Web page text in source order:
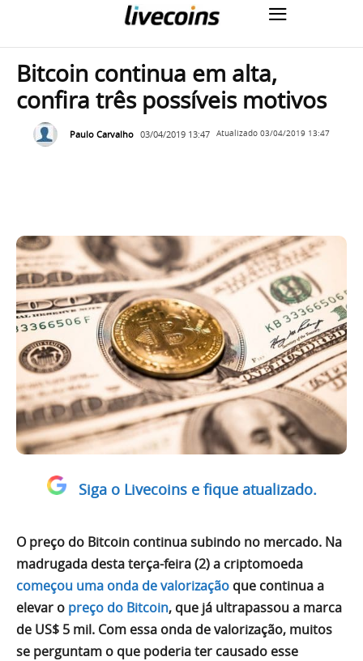
Bitcoin continua em alta,
confira três possíveis motivos
Paulo Carvalho 03/04/2019 13:47 Atualizado 03/04/2019 13:47
Siga o Livecoins e fique atualizado.
O preço do Bitcoin continua subindo no mercado. Na
madrugada desta terça-feira (2) a criptomoeda
começou uma onda de valorização que continua a
elevar o preço do Bitcoin, que já ultrapassou a marca
de US$ 5 mil. Com essa onda de valorização, muitos
se perguntam o que poderia ter causado esse